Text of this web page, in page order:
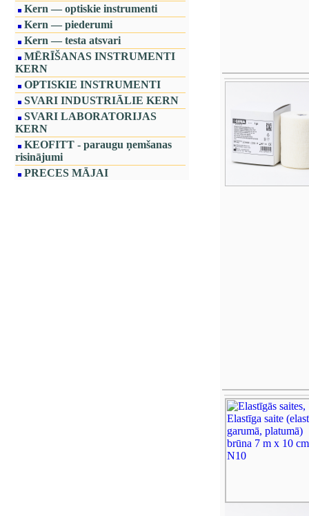
Kern — optiskie instrumenti
Kern — piederumi
Kern — testa atsvari
MĒRĪŠANAS INSTRUMENTI
KERN
OPTISKIE INSTRUMENTI
SVARI INDUSTRIĀLIE KERN
SVARI LABORATORIJAS
KERN
KEOFITT - paraugu ņemšanas
risinājumi
PRECES MĀJAI